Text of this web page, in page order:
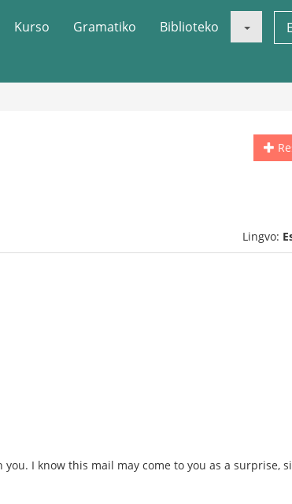
Kurso Gramatiko Biblioteko
Lingvo:
I know this mail may come to you as a surprise,